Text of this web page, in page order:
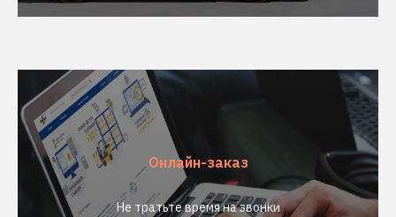
Онлайн-заказ
Не тратьте время на звонки